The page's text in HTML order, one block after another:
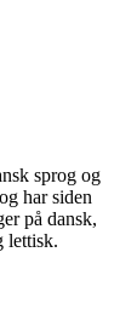
sprog og
har siden
på dansk,
lettisk.